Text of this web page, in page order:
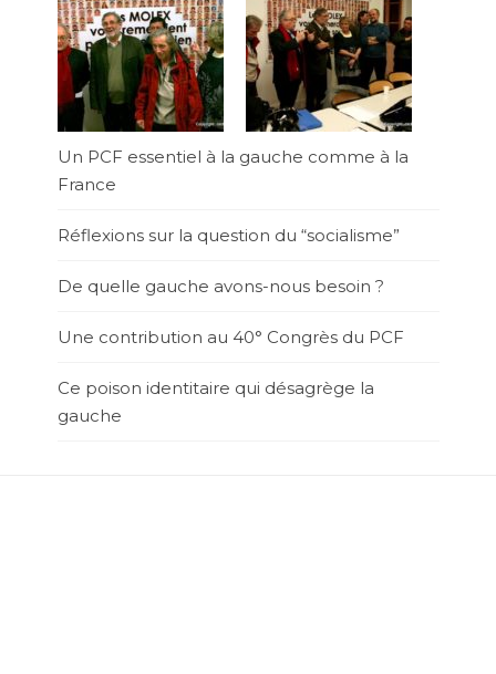
Un PCF essentiel à la gauche comme à la
France
Réflexions sur la question du “socialisme”
De quelle gauche avons-nous besoin ?
Une contribution au 40° Congrès du PCF
Ce poison identitaire qui désagrège la
gauche